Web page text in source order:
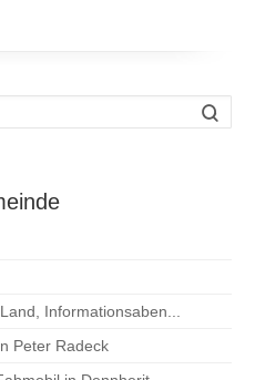
Informationsaben...
Peter Radeck